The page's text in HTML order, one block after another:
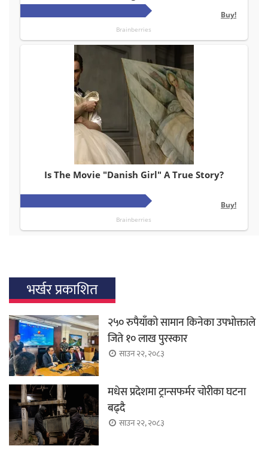
भर्खर प्रकाशित
२५० रुपैयाँको सामान किनेका उपभोक्ताले
जिते १० लाख पुरस्कार
साउन २२, २०८३
मधेस प्रदेशमा ट्रान्सफर्मर चोरीका घटना
बढ्दै
साउन २२, २०८३